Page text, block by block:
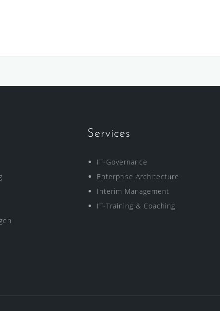
Services
IT-Governance
Enterprise Architecture
Interim Management
IT-Training & Coaching